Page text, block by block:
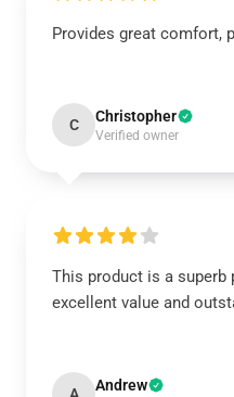
Provides great comfort,
C Christopher
Verified owner
This product is a superb
excellent value and
Andrew